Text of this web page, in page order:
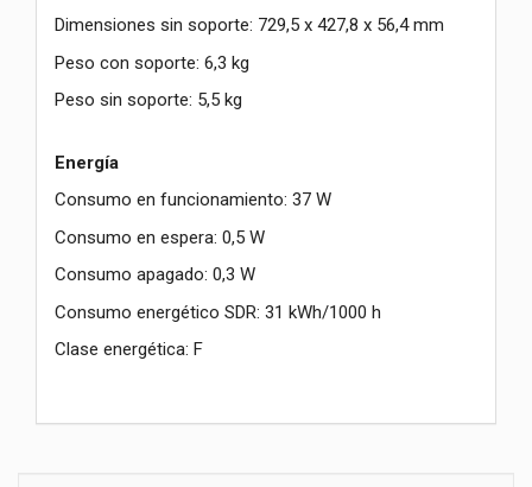
Dimensiones sin soporte: 729,5 x 427,8 x 56,4 mm
Peso con soporte: 6,3 kg
Peso sin soporte: 5,5 kg
Energía
Consumo en funcionamiento: 37 W
Consumo en espera: 0,5 W
Consumo apagado: 0,3 W
Consumo energético SDR: 31 kWh/1000 h
Clase energética: F